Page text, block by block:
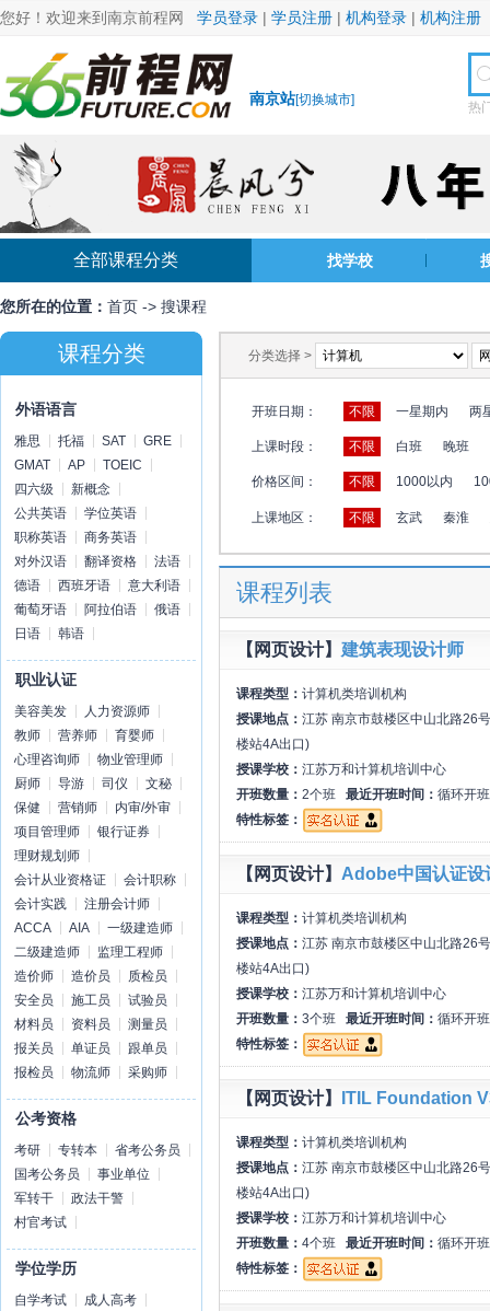
您好！欢迎来到南京前程网 学员登录 | 学员注册 | 机构登录 | 机构注册
南京站[切换城市] 热
全部课程分类 找学校
您所在的位置： 首页 -> 搜课程
课程分类
外语语言
雅思 托福 SAT
GRE
GMAT
AP
TOEIC
四六级
新概念
公共英语
学位英语
职称英语
商务英语
对外汉语
翻译资格
法语
德语
西班牙语
意大利语
葡萄牙语
阿拉伯语
俄语
日语
韩语
职业认证
美容美发
人力资源师
教师
营养师
育婴师
心理咨询师
物业管理师
厨师
导游 司仪
文秘
保健
营销师
内审/外审
项目管理师
银行证券
理财规划师
会计从业资格证
会计职称
会计实践
注册会计师
ACCA
AIA
一级建造师
二级建造师
监理工程师
造价师
造价员
质检员
安全员
施工员
试验员
材料员
资料员
测量员
报关员
单证员
跟单员
报检员
物流师 采购师
公考资格
考研 专转本
省考公务员
国考公务员
事业单位
军转干
政法干警
村官考试
学位学历
自学考试
成人高考
分类选择 >
开班日期： 不限 一星期内 两
上课时段： 不限 白班 晚班
价格区间： 不限 1000以内
上课地区： 不限 玄武 秦淮
课程列表
【网页设计】 建筑表现设计师
课程类型： 计算机类培训机构
授课地点： 江苏 南京市鼓楼区中山北路26
楼站4A出口)
授课学校： 江苏万和计算机培训中心
开班数量： 2个班 最近开班时间： 循环开班
特性标签：
【网页设计】 Adobe中国认证
课程类型： 计算机类培训机构
授课地点： 江苏 南京市鼓楼区中山北路26
楼站4A出口)
授课学校： 江苏万和计算机培训中心
开班数量： 3个班 最近开班时间： 循环开班
特性标签：
【网页设计】 ITIL Foundation
课程类型： 计算机类培训机构
授课地点： 江苏 南京市鼓楼区中山北路26
楼站4A出口)
授课学校： 江苏万和计算机培训中心
开班数量： 4个班 最近开班时间： 循环开班
特性标签：